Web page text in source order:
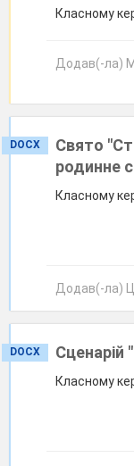
Класному
Додав(-ла)
DOCX
Свято
родинне
Класному
Додав(-ла)
DOCX Сценарій
Класному